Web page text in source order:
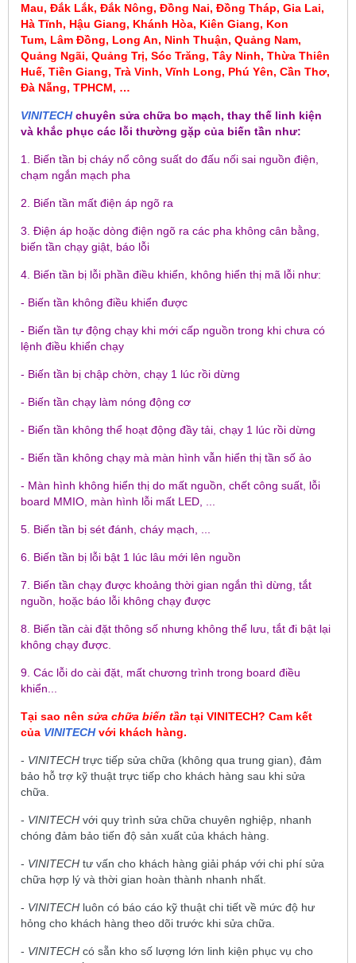
Mau, Đắk Lắk, Đắk Nông, Đồng Nai, Đồng Tháp, Gia Lai,
Hà Tĩnh, Hậu Giang, Khánh Hòa, Kiên Giang, Kon
Tum, Lâm Đồng, Long An, Ninh Thuận, Quảng Nam,
Quảng Ngãi, Quảng Trị, Sóc Trăng, Tây Ninh, Thừa Thiên
Huế, Tiền Giang, Trà Vinh, Vĩnh Long, Phú Yên, Cần Thơ,
Đà Nẵng, TPHCM, …
VINITECHchuyên sửa chữa bo mạch, thay thế linh kiện
và khắc phục các lỗi thường gặp của biến tần như:
1. Biến tần bị cháy nổ công suất do đấu nối sai nguồn điện,
chạm ngắn mạch pha
2. Biến tần mất điện áp ngõ ra
3. Điện áp hoặc dòng điện ngõ ra các pha không cân bằng,
biến tần chạy giật, báo lỗi
4. Biến tần bị lỗi phần điều khiển, không hiển thị mã lỗi như:
- Biến tần không điều khiển được
- Biến tần tự động chạy khi mới cấp nguồn trong khi chưa có
lệnh điều khiển chạy
- Biến tần bị chập chờn, chạy 1 lúc rồi dừng
- Biến tần chạy làm nóng động cơ
- Biến tần không thể hoạt động đầy tải, chạy 1 lúc rồi dừng
- Biến tần không chạy mà màn hình vẫn hiển thị tần số ảo
- Màn hình không hiển thị do mất nguồn, chết công suất, lỗi
board MMIO, màn hình lỗi mất LED, ...
5. Biến tần bị sét đánh, cháy mạch, ...
6. Biến tần bị lỗi bật 1 lúc lâu mới lên nguồn
7. Biến tần chạy được khoảng thời gian ngắn thì dừng, tắt
nguồn, hoặc báo lỗi không chạy được
8. Biến tần cài đặt thông số nhưng không thể lưu, tắt đi bật lại
không chạy được.
9. Các lỗi do cài đặt, mất chương trình trong board điều
khiển...
Tại sao nên sửa chữa biến tần tại VINITECH? Cam kết
của VINITECHvới khách hàng.
- VINITECH trực tiếp sửa chữa (không qua trung gian), đảm
bảo hỗ trợ kỹ thuật trực tiếp cho khách hàng sau khi sửa
chữa.
- VINITECH với quy trình sửa chữa chuyên nghiệp, nhanh
chóng đảm bảo tiến độ sản xuất của khách hàng.
- VINITECH tư vấn cho khách hàng giải pháp với chi phí sửa
chữa hợp lý và thời gian hoàn thành nhanh nhất.
- VINITECH luôn có báo cáo kỹ thuật chi tiết về mức độ hư
hỏng cho khách hàng theo dõi trước khi sửa chữa.
- VINITECH có sẵn kho số lượng lớn linh kiện phục vụ cho